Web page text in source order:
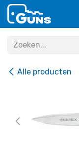
Overslaan naar inhoud
Alle producten